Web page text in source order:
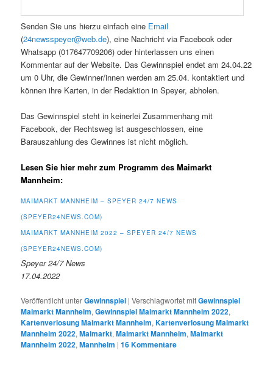
Senden Sie uns hierzu einfach eine Email
(24newsspeyer@web.de), eine Nachricht via Facebook oder
Whatsapp (017647709206) oder hinterlassen uns einen
Kommentar auf der Website. Das Gewinnspiel endet am 24.04.22
um 0 Uhr, die Gewinner/innen werden am 25.04. kontaktiert und
können ihre Karten, in der Redaktion in Speyer, abholen.
Das Gewinnspiel steht in keinerlei Zusammenhang mit
Facebook, der Rechtsweg ist ausgeschlossen, eine
Barauszahlung des Gewinnes ist nicht möglich.
Lesen Sie hier mehr zum Programm des Maimarkt
Mannheim:
MAIMARKT MANNHEIM – SPEYER 24/7 NEWS
(SPEYER24NEWS.COM)
MAIMARKT MANNHEIM 2022 – SPEYER 24/7 NEWS
(SPEYER24NEWS.COM)
Speyer 24/7 News
17.04.2022
Veröffentlicht unterGewinnspiel |Verschlagwortet mitGewinnspiel
Maimarkt Mannheim,Gewinnspiel Maimarkt Mannheim 2022,
Kartenverlosung Maimarkt Mannheim,Kartenverlosung Maimarkt
Mannheim 2022,Maimarkt,Maimarkt Mannheim,Maimarkt
Mannheim 2022,Mannheim |16Kommentare